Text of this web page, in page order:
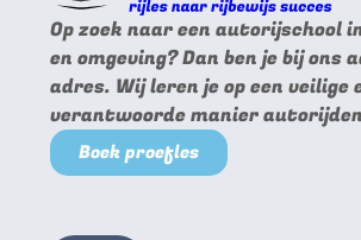
Op zoek naar een autorijschool
en omgeving? Dan ben je bij ons
adres. Wij leren je op een veilige
verantwoorde manier
Boek proefles